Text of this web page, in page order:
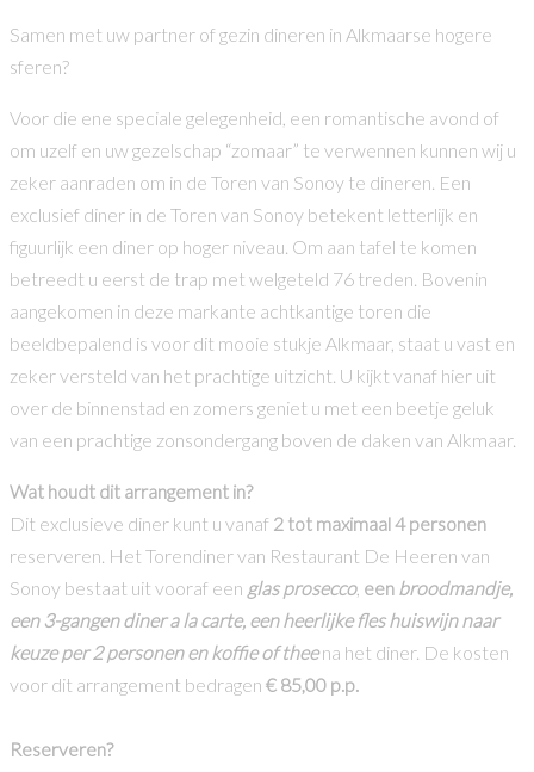
Samen met uw partner of gezin dineren in Alkmaarse hogere
sferen?
Voor die ene speciale gelegenheid, een romantische avond of
om uzelf en uw gezelschap “zomaar” te verwennen kunnen wij u
zeker aanraden om in de Toren van Sonoy te dineren. Een
exclusief diner in de Toren van Sonoy betekent letterlijk en
figuurlijk een diner op hoger niveau. Om aan tafel te komen
betreedt u eerst de trap met welgeteld 76 treden. Bovenin
aangekomen in deze markante achtkantige toren die
beeldbepalend is voor dit mooie stukje Alkmaar, staat u vast en
zeker versteld van het prachtige uitzicht. U kijkt vanaf hier uit
over de binnenstad en zomers geniet u met een beetje geluk
van een prachtige zonsondergang boven de daken van Alkmaar.
Wat houdt dit arrangement in?
Dit exclusieve diner kunt u vanaf 2 tot maximaal 4 personen
reserveren. Het Torendiner van Restaurant De Heeren van
Sonoy bestaat uit vooraf een glas prosecco, een broodmandje,
een 3-gangen diner a la carte, een heerlijke fles huiswijn naar
keuze per 2 personen en koffie of theena het diner. De kosten
voor dit arrangement bedragen € 85,00 p.p.
Reserveren?